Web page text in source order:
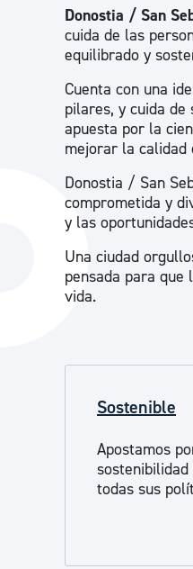
Deporte
La ciudad
La ciudad ahora
La ciudad futura
Donostia / San
cuida de las
equilibrado y
Cuenta con una
pilares, y cuida de
apuesta por la
mejorar la calidad
Donostia / San
comprometida y
y las
Una ciudad
pensada para
vida.
Sostenible
Apostamos
todas sus